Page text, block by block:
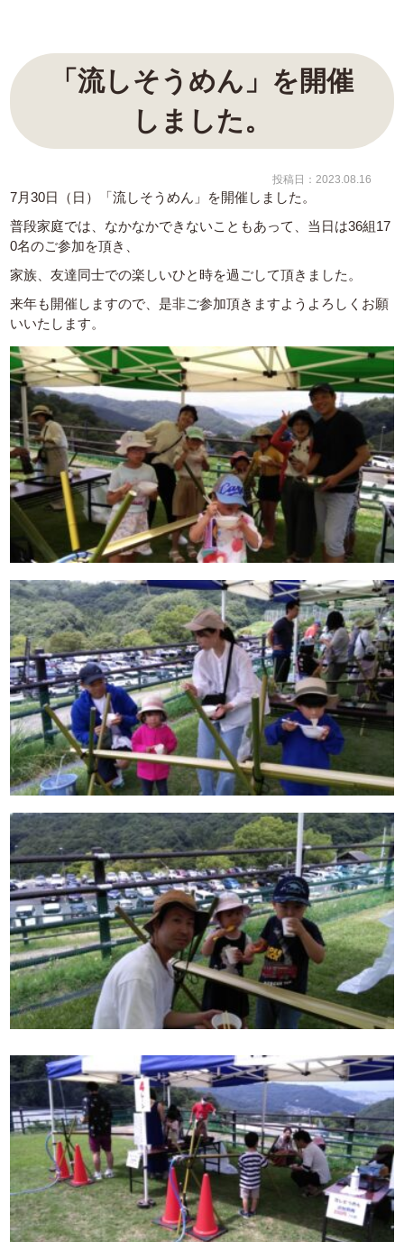
「流しそうめん」を開催
しました。
投稿日：2023.08.16
7月30日（日）「流しそうめん」を開催しました。
普段家庭では、なかなかできないこともあって、当日は36組17
0名のご参加を頂き、
家族、友達同士での楽しいひと時を過ごして頂きました。
来年も開催しますので、是非ご参加頂きますようよろしくお願
いいたします。